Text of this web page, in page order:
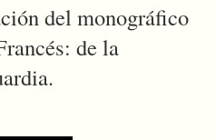
del monográfico
de la